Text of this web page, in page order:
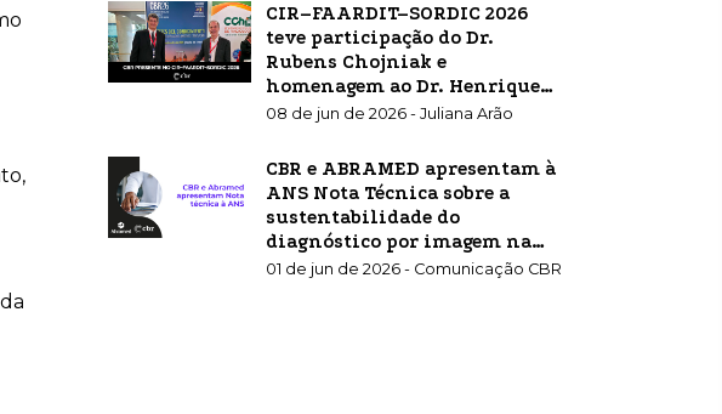
CIR–FAARDIT–SORDIC 2026
teve participação do Dr.
Rubens Chojniak e
homenagem ao Dr. Henrique
Carrete Jr.
08 de jun de 2026 - Juliana Arão
CBR e ABRAMED apresentam à
ANS Nota Técnica sobre a
sustentabilidade do
diagnóstico por imagem na
saúde suplementar
01 de jun de 2026 - Comunicação CBR